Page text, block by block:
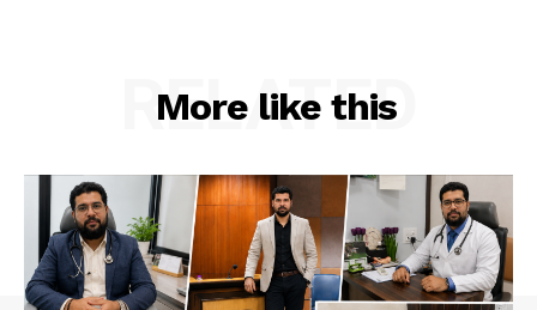
More like this
RELATED